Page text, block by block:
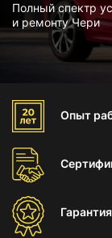
Полный спектр
и ремонту Чери
Опыт
Гарантия